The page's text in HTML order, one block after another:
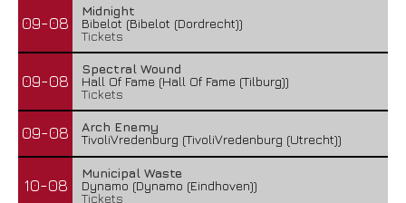
09-08
Midnight
Bibelot (Bibelot (Dordrecht))
Tickets
09-08
Spectral Wound
Hall Of Fame (Hall Of Fame (Tilburg))
Tickets
09-08
Arch Enemy
TivoliVredenburg (TivoliVredenburg (Utrecht))
10-08
Municipal Waste
Dynamo (Dynamo (Eindhoven))
Tickets